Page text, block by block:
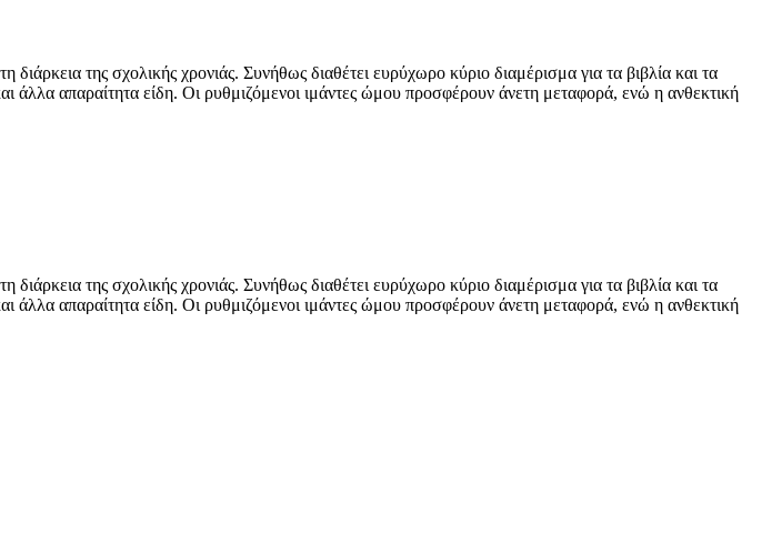
της σχολικής χρονιάς. Συνήθως διαθέτει ευρύχωρο κύριο διαμέρισμα για τα βιβλία και τα
άλλα απαραίτητα είδη. Οι ρυθμιζόμενοι ιμάντες ώμου προσφέρουν άνετη μεταφορά, ενώ η ανθεκτική
της σχολικής χρονιάς. Συνήθως διαθέτει ευρύχωρο κύριο διαμέρισμα για τα βιβλία και τα
άλλα απαραίτητα είδη. Οι ρυθμιζόμενοι ιμάντες ώμου προσφέρουν άνετη μεταφορά, ενώ η ανθεκτική